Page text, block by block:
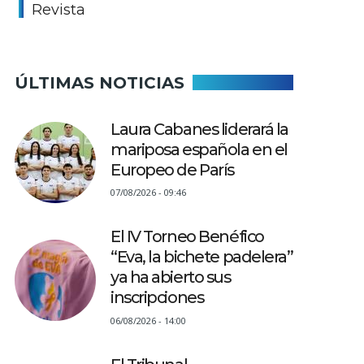
Revista
ÚLTIMAS NOTICIAS
Laura Cabanes liderará la
mariposa española en el
Europeo de París
07/08/2026 - 09:46
El IV Torneo Benéfico
“Eva, la bichete padelera”
ya ha abierto sus
inscripciones
06/08/2026 - 14:00